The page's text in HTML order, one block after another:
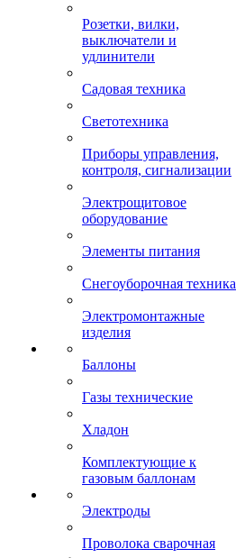
Розетки, вилки,
выключатели и
удлинители
Садовая техника
Светотехника
Приборы управления,
контроля, сигнализации
Электрощитовое
оборудование
Элементы питания
Снегоуборочная техника
Электромонтажные
изделия
Баллоны
Газы технические
Хладон
Комплектующие к
газовым баллонам
Электроды
Проволока сварочная